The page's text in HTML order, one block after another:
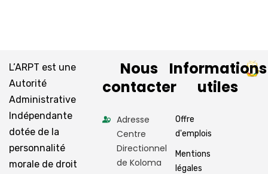
L’ARPT est une
Autorité
Administrative
Indépendante
dotée de la
personnalité
morale de droit
Nous
contacter
Adresse
Centre
Directionnel
de Koloma
Informations
utiles
Offre
d'emplois
Mentions
légales